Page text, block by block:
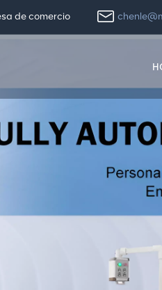
de comercio